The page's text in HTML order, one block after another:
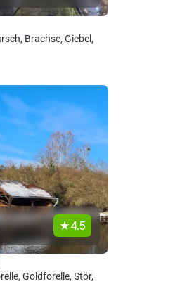
Brachse, Giebel,
4.5
Goldforelle, Stör,